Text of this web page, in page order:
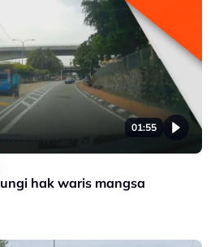
01:55
hak waris mangsa